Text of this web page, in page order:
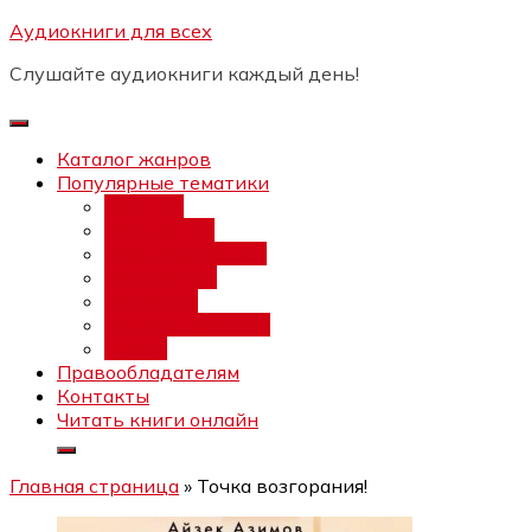
Перейти
содержимому
Аудиокниги для всех
Слушайте аудиокниги каждый день!
Каталог жанров
Популярные тематики
Правообладателям
Контакты
Читать книги онлайн
Главная страница » Точка возгорания!
Бесплатный интенсив:
каналов"